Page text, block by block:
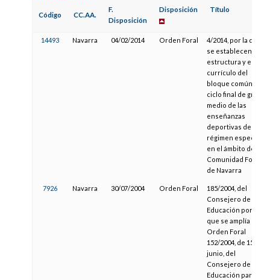
Código CC.AA.
F.
Disposición
Disposición Título
14493 Navarra 04/02/2014 Orden Foral
4/2014, por la que
se establecen la
estructura y el
currículo del
bloque común del
ciclo final de grado
medio de las
enseñanzas
deportivas de
régimen especial
en el ámbito de la
Comunidad Foral
de Navarra
7926 Navarra 30/07/2004 Orden Foral
185/2004, del
Consejero de
Educación por la
que se amplía la
Orden Foral
152/2004, de 15 de
junio, del
Consejero de
Educación para